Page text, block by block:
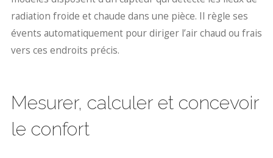
radiation froide et chaude dans une pièce. Il règle ses
évents automatiquement pour diriger l’air chaud ou frais
vers ces endroits précis.
Mesurer, calculer et concevoir
le confort